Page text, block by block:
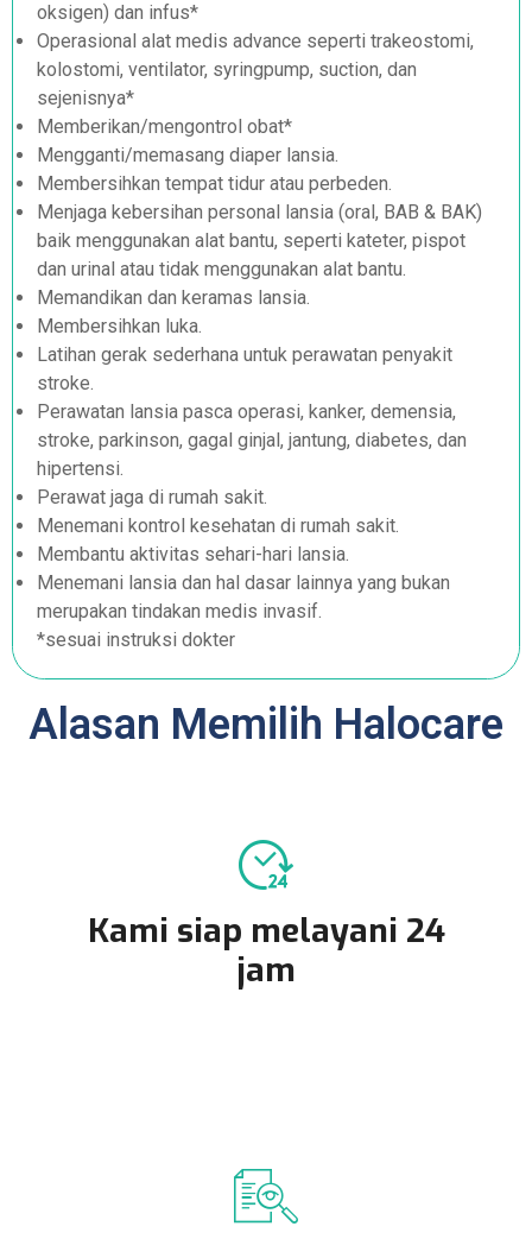
oksigen) dan infus*
Operasional alat medis advance seperti trakeostomi,
kolostomi, ventilator, syringpump, suction, dan
sejenisnya*
Memberikan/mengontrol obat*
Mengganti/memasang diaper lansia.
Membersihkan tempat tidur atau perbeden.
Menjaga kebersihan personal lansia (oral, BAB & BAK)
baik menggunakan alat bantu, seperti kateter, pispot
dan urinal atau tidak menggunakan alat bantu.
Memandikan dan keramas lansia.
Membersihkan luka.
Latihan gerak sederhana untuk perawatan penyakit
stroke.
Perawatan lansia pasca operasi, kanker, demensia,
stroke, parkinson, gagal ginjal, jantung, diabetes, dan
hipertensi.
Perawat jaga di rumah sakit.
Menemani kontrol kesehatan di rumah sakit.
Membantu aktivitas sehari-hari lansia.
Menemani lansia dan hal dasar lainnya yang bukan
merupakan tindakan medis invasif.
*sesuai instruksi dokter
Alasan Memilih Halocare
Kami siap melayani 24
jam